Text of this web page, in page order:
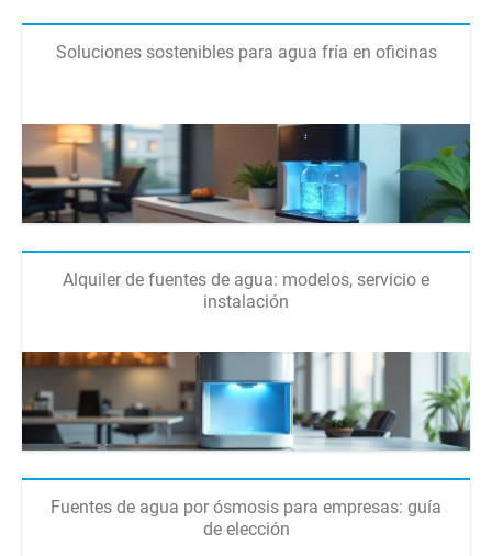
Soluciones sostenibles para agua fría en oficinas
Alquiler de fuentes de agua: modelos, servicio e
instalación
Fuentes de agua por ósmosis para empresas: guía
de elección